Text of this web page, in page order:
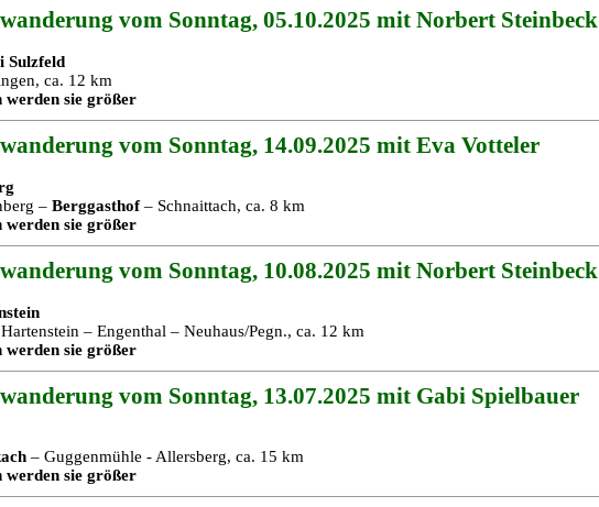
vom Sonntag, 05.10.2025 mit Norbert Steinbeck
Sulzfeld
ca. 12 km
sie größer
vom Sonntag, 14.09.2025 mit Eva Votteler
– Berggasthof– Schnaittach, ca. 8 km
sie größer
vom Sonntag, 10.08.2025 mit Norbert Steinbeck
– Engenthal – Neuhaus/Pegn., ca. 12 km
sie größer
vom Sonntag, 13.07.2025 mit Gabi Spielbauer
– Guggenmühle - Allersberg, ca. 15 km
sie größer